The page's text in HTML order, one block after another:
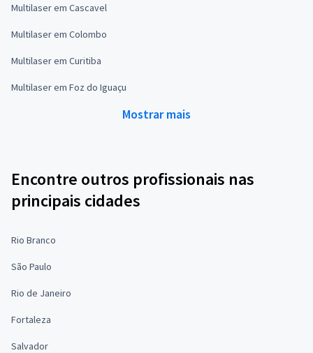
Multilaser em Cascavel
Multilaser em Colombo
Multilaser em Curitiba
Multilaser em Foz do Iguaçu
Mostrar mais
Encontre outros profissionais nas
principais cidades
Rio Branco
São Paulo
Rio de Janeiro
Fortaleza
Salvador